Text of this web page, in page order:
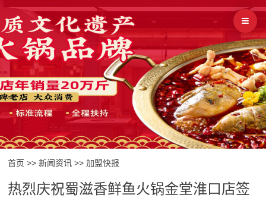
首页 >>新闻资讯 >>加盟快报
热烈庆祝蜀滋香鲜鱼火锅金堂淮口店签